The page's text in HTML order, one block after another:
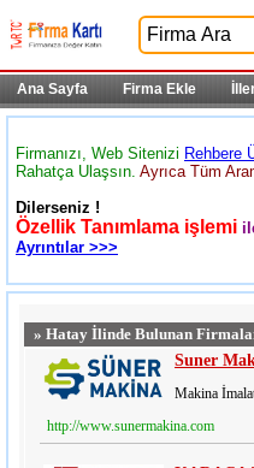
Ana Sayfa Firma Ekle
Firmanızı, Web Sitenizi Rehbere
Rahatça Ulaşsın. Ayrıca Tüm
Dilerseniz !
Özellik Tanımlama işlemi
Ayrıntılar >>>
» Hatay İlinde Bulunan
Suner
Makina
http://www.sunermakina.com